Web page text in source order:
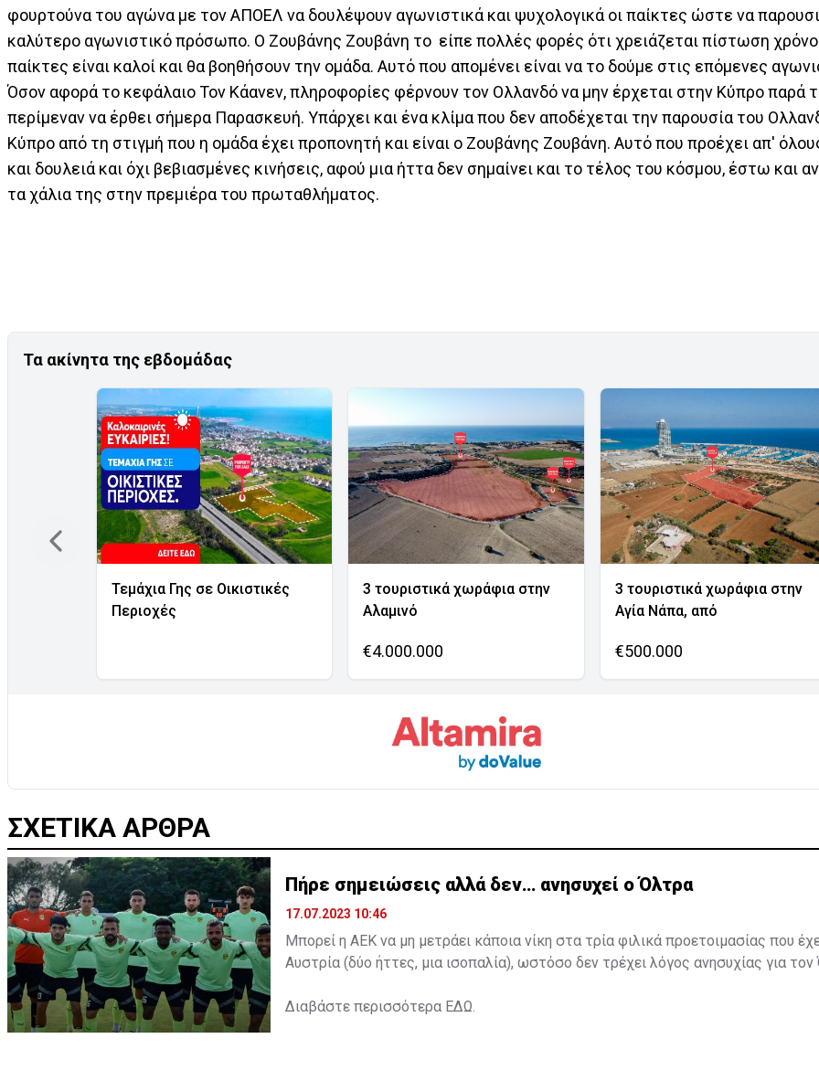
φουρτούνα του αγώνα με τον ΑΠΟΕΛ να δουλέψουν αγωνιστικά και ψυχολογικά οι παίκτες ώστε να
καλύτερο αγωνιστικό πρόσωπο. Ο Ζουβάνης Ζουβάνη το είπε πολλές φορές ότι χρειάζεται πίστωση
παίκτες είναι καλοί και θα βοηθήσουν την ομάδα. Αυτό που απομένει είναι να το δούμε στις επόμενες
Όσον αφορά το κεφάλαιο Τον Κάανεν, πληροφορίες φέρνουν τον Ολλανδό να μην έρχεται στην Κύπρο παρά
περίμεναν να έρθει σήμερα Παρασκευή. Υπάρχει και ένα κλίμα που δεν αποδέχεται την παρουσία του
Κύπρο από τη στιγμή που η ομάδα έχει προπονητή και είναι ο Ζουβάνης Ζουβάνη. Αυτό που προέχει απ'
και δουλειά και όχι βεβιασμένες κινήσεις, αφού μια ήττα δεν σημαίνει και το τέλος του κόσμου, έστω και
τα χάλια της στην πρεμιέρα του πρωταθλήματος.
Τα ακίνητα της εβδομάδας
Τεμάχια Γης σε Οικιστικές
Περιοχές
3 τουριστικά χωράφια στην
Αλαμινό
€4.000.000
3 τουριστικά χωράφια στην
Αγία Νάπα, από
€500.000
ΣΧΕΤΙΚΑ ΑΡΘΡΑ
Πήρε σημειώσεις αλλά δεν… ανησυχεί ο Όλτρα
17.07.2023 10:46
Μπορεί η ΑΕΚ να μη μετράει κάποια νίκη στα τρία φιλικά προετοιμασίας που
Αυστρία (δύο ήττες, μια ισοπαλία), ωστόσο δεν τρέχει λόγος ανησυχίας για τον
Διαβάστε περισσότερα ΕΔΩ